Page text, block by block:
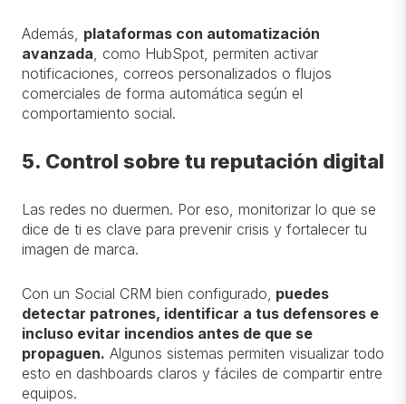
Además, plataformas con automatización
avanzada, como HubSpot, permiten activar
notificaciones, correos personalizados o flujos
comerciales de forma automática según el
comportamiento social.
5. Control sobre tu reputación digital
Las redes no duermen. Por eso, monitorizar lo que se
dice de ti es clave para prevenir crisis y fortalecer tu
imagen de marca.
Con un Social CRM bien configurado, puedes
detectar patrones, identificar a tus defensores e
incluso evitar incendios antes de que se
propaguen. Algunos sistemas permiten visualizar todo
esto en dashboards claros y fáciles de compartir entre
equipos.